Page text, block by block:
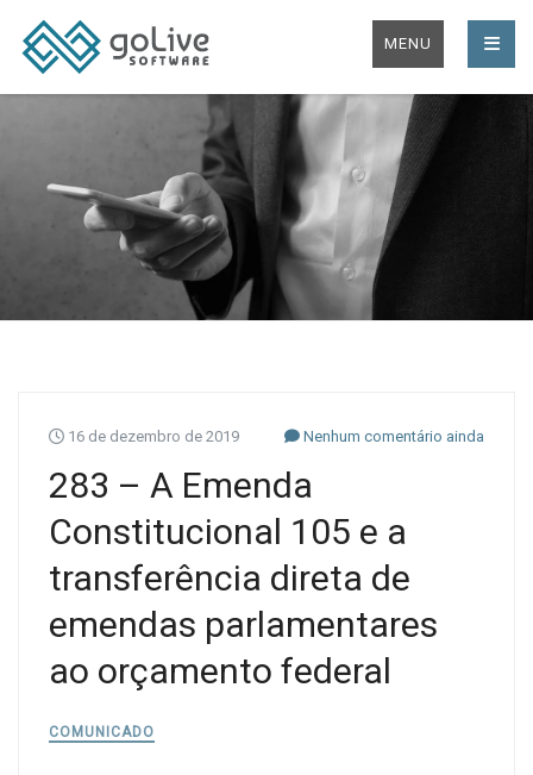
MENU
Nenhum comentário ainda
16 de dezembro de 2019
283 – A Emenda
Constitucional 105 e a
transferência direta de
emendas parlamentares
ao orçamento federal
COMUNICADO